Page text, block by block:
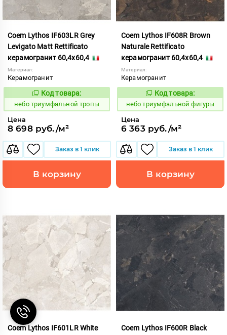
Coem Lythos IF603LR Grey
Levigato Matt Rettificato
керамогранит 60,4x60,4
Материал:
Керамогранит
1122483
Код товара:
небо триумфальной тропы
Цена
8 698 руб./м²
Заказ в 1 клик
В корзину
Coem Lythos IF608R Brown
Naturale Rettificato
керамогранит 60,4x60,4
Материал:
Керамогранит
1122490
Код товара:
небо триумфальной фигуры
Цена
6 363 руб./м²
Заказ в 1 клик
В корзину
Coem Lythos IF601LR White
Coem Lythos IF600R Black